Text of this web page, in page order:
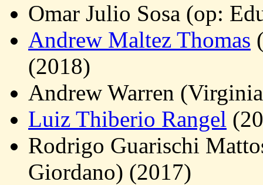
Omar Julio Sosa (op:
Andrew Maltez Thomas
(2018)
Andrew Warren
Luiz Thiberio Rangel
Rodrigo Guarischi
Giordano) (2017)